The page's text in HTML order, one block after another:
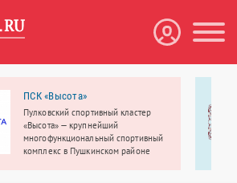
ПСК «Высота»
Пулковский спортивный кластер
«Высота» — крупнейший
многофункциональный спортивный
комплекс в Пушкинском районе